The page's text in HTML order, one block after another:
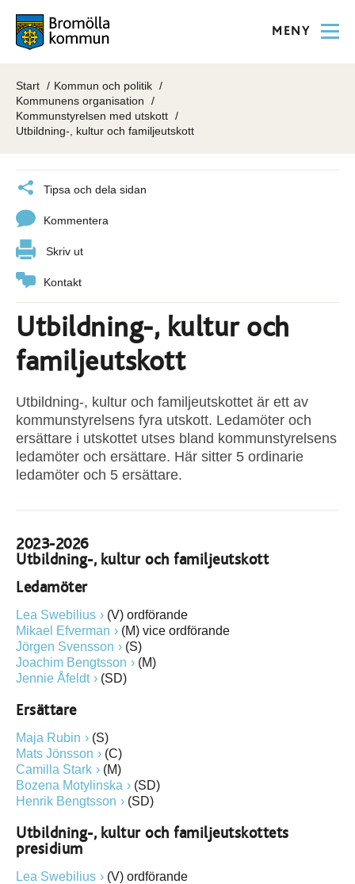
MENY
Start
Kommun och politik
Kommunens organisation
Kommunstyrelsen med utskott
Utbildning-, kultur och familjeutskott
Tipsa och dela sidan
Kommentera
Skriv ut
Kontakt
Utbildning-, kultur och
familjeutskott
Utbildning-, kultur och familjeutskottet är ett av
kommunstyrelsens fyra utskott. Ledamöter och
ersättare i utskottet utses bland kommunstyrelsens
ledamöter och ersättare. Här sitter 5 ordinarie
ledamöter och 5 ersättare.
2023-2026
Utbildning-, kultur och familjeutskott
Ledamöter
Lea Swebilius
(V) ordförande
Mikael Efverman
(M) vice ordförande
Jörgen Svensson
(S)
Joachim Bengtsson
(M)
Jennie Åfeldt
(SD)
Ersättare
Maja Rubin
(S)
Mats Jönsson
(C)
Camilla Stark
(M)
Bozena Motylinska
(SD)
Henrik Bengtsson
(SD)
Utbildning-, kultur och familjeutskottets
presidium
Lea Swebilius
(V) ordförande